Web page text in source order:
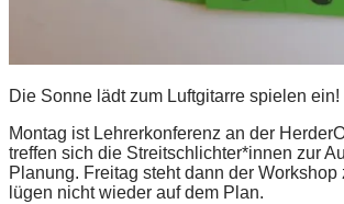
Die Sonne lädt zum Luftgitarre spielen ein!
Montag ist Lehrerkonferenz an der
treffen sich die Streitschlichter*innen zur
Planung. Freitag steht dann der Workshop
lügen nicht wieder auf dem Plan.